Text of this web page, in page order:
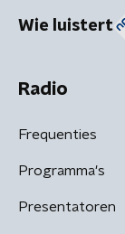
Wie luistert
Radio
Frequenties
Programma's
Presentatoren